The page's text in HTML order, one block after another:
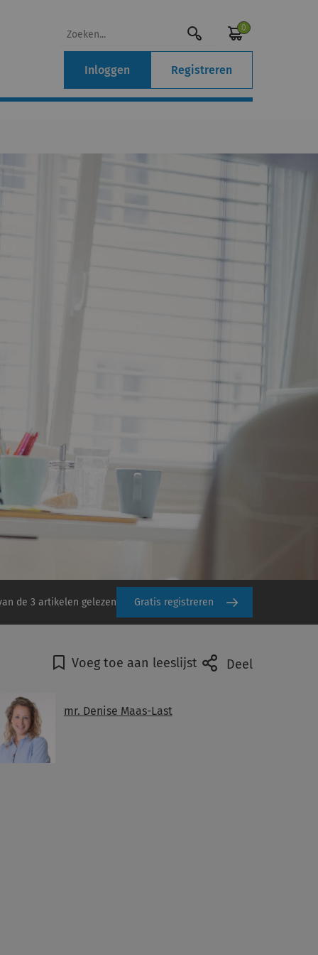
0
Inloggen Registreren
de 3 artikelen gelezen Gratis registreren
Voeg toe aan leeslijst Deel
mr. Denise Maas-Last